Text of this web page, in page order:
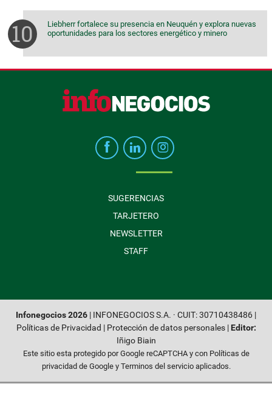
Liebherr fortalece su presencia en Neuquén y explora nuevas
oportunidades para los sectores energético y minero
SUGERENCIAS
TARJETERO
NEWSLETTER
STAFF
Infonegocios 2026 | INFONEGOCIOS S.A. · CUIT: 30710438486 |
Políticas de Privacidad | Protección de datos personales| Editor:
Iñigo Biain
Este sitio esta protegido por Google reCAPTCHA y con Políticas de
privacidad de Googley Terminos del servicioaplicados.